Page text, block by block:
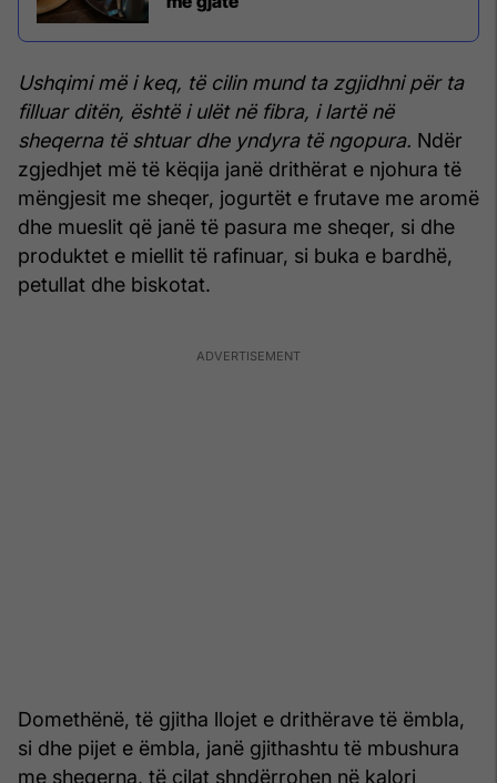
Ushqimi më i keq, të cilin mund ta zgjidhni për ta
filluar ditën, është i ulët në fibra, i lartë në
sheqerna të shtuar dhe yndyra të ngopura. Ndër
zgjedhjet më të këqija janë drithërat e njohura të
mëngjesit me sheqer, jogurtët e frutave me aromë
dhe mueslit që janë të pasura me sheqer, si dhe
produktet e miellit të rafinuar, si buka e bardhë,
petullat dhe biskotat.
Domethënë, të gjitha llojet e drithërave të ëmbla,
si dhe pijet e ëmbla, janë gjithashtu të mbushura
me sheqerna, të cilat shndërrohen në kalori